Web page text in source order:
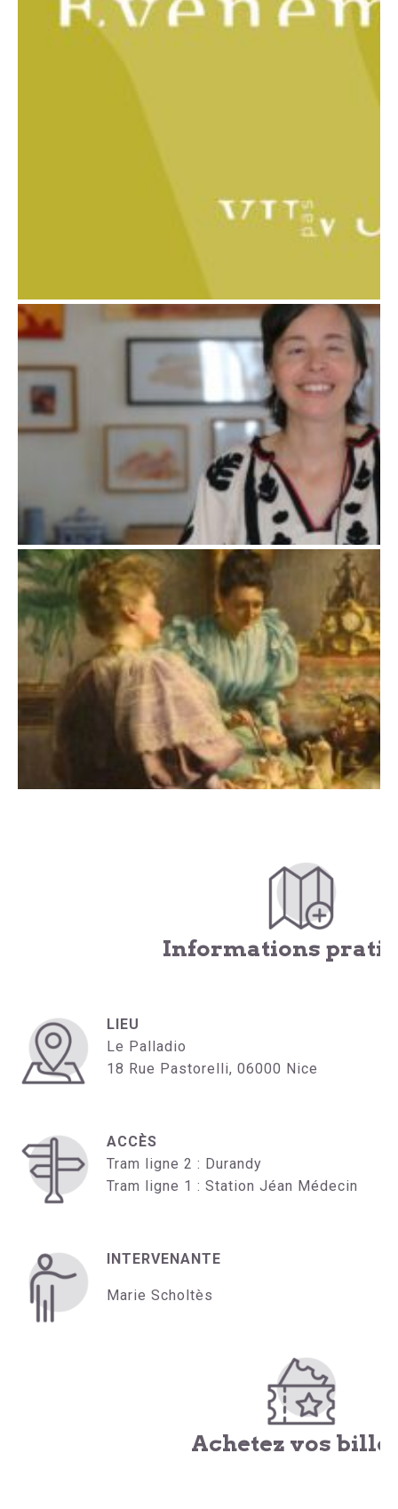
Informations
LIEU
Le Palladio
18 Rue Pastorelli, 06000 Nice
ACCÈS
Tram ligne 2 : Durandy
Tram ligne 1 : Station Jéan Médecin
INTERVENANTE
Marie Scholtès
Achetez vos